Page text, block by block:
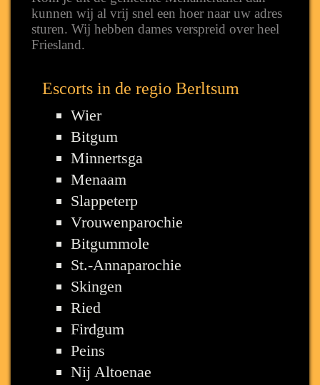
kunnen wij al vrij snel een hoer naar uw adres
sturen. Wij hebben dames verspreid over heel
Friesland.
Escorts in de regio Berltsum
Wier
Bitgum
Minnertsga
Menaam
Slappeterp
Vrouwenparochie
Bitgummole
St.-Annaparochie
Skingen
Ried
Firdgum
Peins
Nij Altoenae